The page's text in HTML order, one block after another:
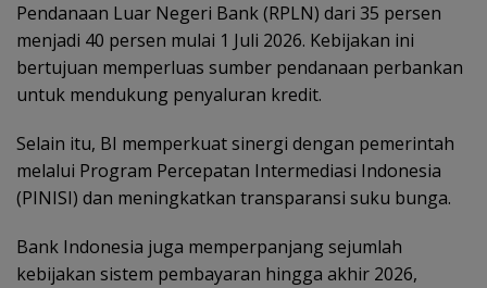
Pendanaan Luar Negeri Bank (RPLN) dari 35 persen
menjadi 40 persen mulai 1 Juli 2026. Kebijakan ini
bertujuan memperluas sumber pendanaan perbankan
untuk mendukung penyaluran kredit.
Selain itu, BI memperkuat sinergi dengan pemerintah
melalui Program Percepatan Intermediasi Indonesia
(PINISI) dan meningkatkan transparansi suku bunga.
Bank Indonesia juga memperpanjang sejumlah
kebijakan sistem pembayaran hingga akhir 2026,